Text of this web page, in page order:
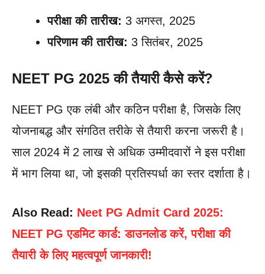
परीक्षा की तारीख: 3 अगस्त, 2025
परिणाम की तारीख: 3 सितंबर, 2025
NEET PG 2025 की तैयारी कैसे करें?
NEET PG एक लंबी और कठिन परीक्षा है, जिसके लिए
योजनाबद्ध और संगठित तरीके से तैयारी करना जरूरी है।
साल 2024 में 2 लाख से अधिक उम्मीदवारों ने इस परीक्षा
में भाग लिया था, जो इसकी प्रतिस्पर्धा का स्तर दर्शाता है।
Also Read: Neet PG Admit Card 2025:
NEET PG एडमिट कार्ड: डाउनलोड करें, परीक्षा की
तैयारी के लिए महत्वपूर्ण जानकारी!